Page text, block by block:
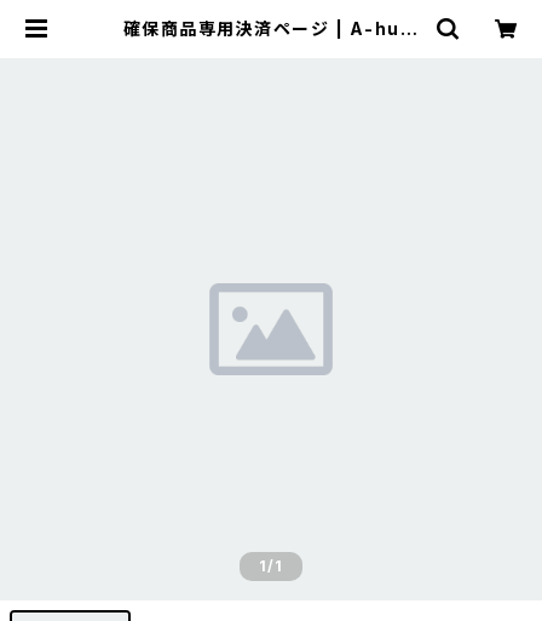
確保商品専用決済ページ | A-hum
1/1